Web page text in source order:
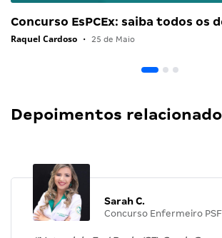
Concurso EsPCEx: saiba todos os
Raquel Cardoso • 25 de Maio
Depoimentos
Sarah C.
Concurso Enfermeiro PSF